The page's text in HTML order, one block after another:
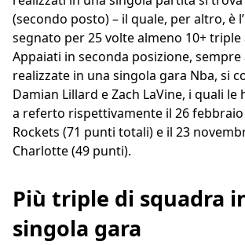
(secondo posto) – il quale, per altro, è
segnato per 25 volte almeno 10+
Appaiati in seconda posizione,
realizzate in una singola gara Nba, si
Damian Lillard e Zach LaVine, i quali
a referto rispettivamente il 26
Rockets (71 punti totali) e il 23
Charlotte (49 punti).
Più triple di squadra
singola gara